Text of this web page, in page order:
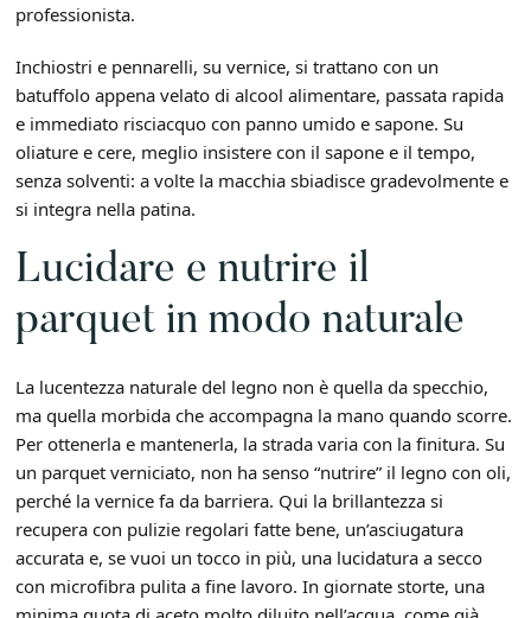
professionista.
Inchiostri e pennarelli, su vernice, si trattano con un
batuffolo appena velato di alcool alimentare, passata rapida
e immediato risciacquo con panno umido e sapone. Su
oliature e cere, meglio insistere con il sapone e il tempo,
senza solventi: a volte la macchia sbiadisce gradevolmente e
si integra nella patina.
Lucidare e nutrire il
parquet in modo naturale
La lucentezza naturale del legno non è quella da specchio,
ma quella morbida che accompagna la mano quando scorre.
Per ottenerla e mantenerla, la strada varia con la finitura. Su
un parquet verniciato, non ha senso “nutrire” il legno con oli,
perché la vernice fa da barriera. Qui la brillantezza si
recupera con pulizie regolari fatte bene, un’asciugatura
accurata e, se vuoi un tocco in più, una lucidatura a secco
con microfibra pulita a fine lavoro. In giornate storte, una